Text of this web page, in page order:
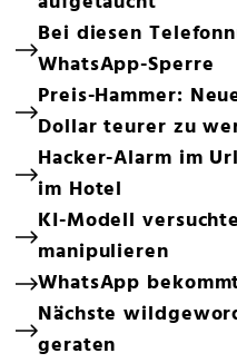
Bei diesen
WhatsApp-Sperre
Preis-Hammer:
Dollar teurer zu
Hacker-Alarm im
im Hotel
KI-Modell
manipulieren
WhatsApp
Nächste
geraten